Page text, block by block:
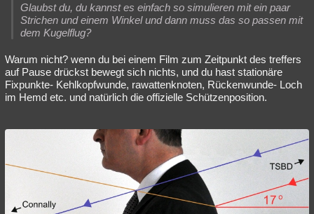
Glaubst du, du kannst es einfach so simulieren mit ein paar
Strichen und einem Winkel und dann muss das so passen mit
dem Kugelflug?
Warum nicht? wenn du bei einem Film zum Zeitpunkt des treffers
auf Pause drückst bewegt sich nichts, und du hast stationäre
Fixpunkte- Kehlkopfwunde, rawattenknoten, Rückenwunde- Loch
im Hemd etc. und natürlich die offizielle Schützenposition.